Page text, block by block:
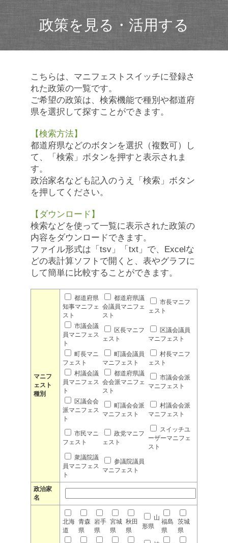
政策を見る・活用する
こちらは、マニフェストスイッチに登録さ
れた政策の一覧です。
ご希望の政策は、検索機能で種別や都道府
県を選択して探すことができます。
【検索方法】
都道府県などのボタンを選択（複数可）し
て、「検索」ボタンを押すと表示されま
す。
政治家名なども記入のうえ「検索」ボタン
を押してください。
【ダウンロード】
検索などを使って一覧に表示された政策の
内容をダウンロードできます。
ファイル形式は「tsv」「txt」で、Excelな
どの表計算ソフトで開くと、表やグラフに
して簡単に比較することができます。
マニフ
ェスト
種別
都道府県
知事マニフェ
スト
都道府県議
会議員マニフェ
スト
市長マニフ
ェスト
市議会議
員マニフェス
ト
区長マニフ
ェスト
区議会議員
マニフェスト
町長マニ
フェスト
町議会議員
マニフェスト
村長マニフ
ェスト
村議会議
員マニフェス
ト
都道府県議
会会派マニフェ
スト
市議会会派
マニフェスト
区議会会
派マニフェス
ト
町議会会派
マニフェスト
村議会会派
マニフェスト
市民マニ
フェスト
政党マニフ
ェスト
スイッチユ
ーザーマニフェ
スト
衆議院議
員マニフェス
ト
参議院議員
マニフェスト
政治家
名
北海
道
青森
県
岩手
県
宮城
県
秋田
県
山
形県
福島
県
茨城
県